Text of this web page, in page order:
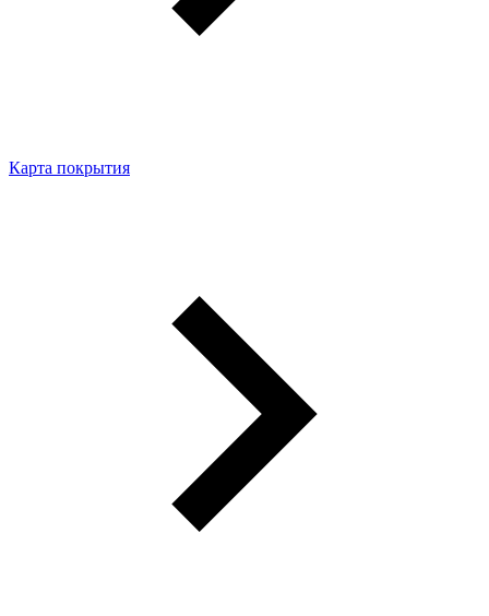
Карта покрытия